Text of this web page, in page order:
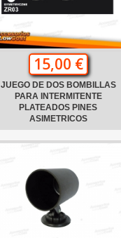
15,00 €
JUEGO DE DOS BOMBILLAS
PARA INTERMITENTE
PLATEADOS PINES
ASIMETRICOS